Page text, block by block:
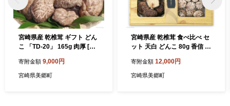
宮崎県産 乾椎茸 ギフト どん
こ 「TD-20」 165g 肉厚 [岡
059] 乾燥 干し椎茸 干ししい
たけ 国内産 九州産 宮崎県産
寄附金額 9,000円
宮崎県美郷町
宮崎県産 乾椎茸 食べ比べ セ
ット 天白 どんこ 80g 香信 4
商店 宮崎県 美郷町 31ac004
4] 干し椎茸 乾燥椎茸 干しし
寄附金額 12,000円
宮崎県美郷町